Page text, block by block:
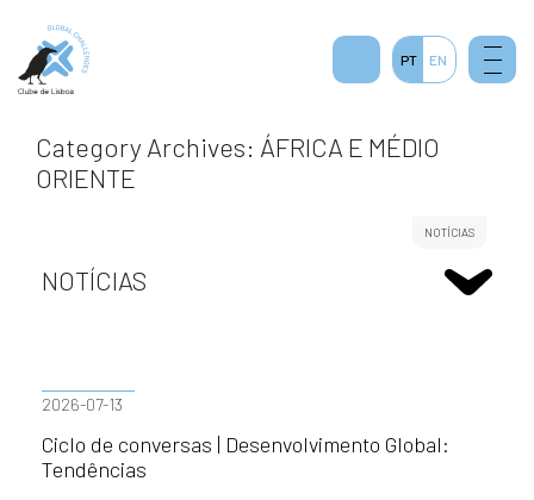
Category Archives: ÁFRICA E MÉDIO
ORIENTE
NOTÍCIAS
NOTÍCIAS
2026-07-13
Ciclo de conversas | Desenvolvimento Global:
Tendências
PT EN